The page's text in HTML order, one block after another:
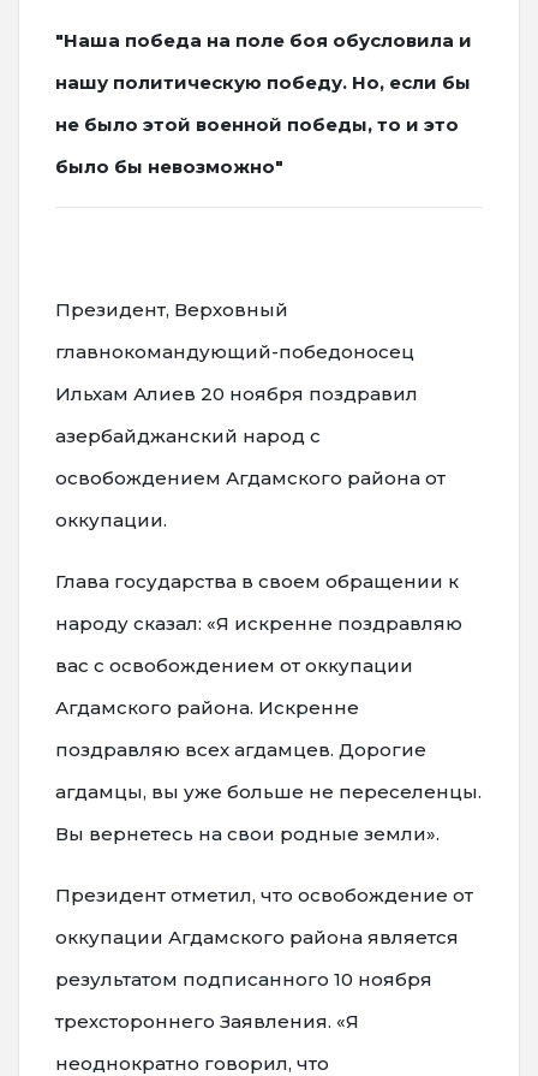
"Наша победа на поле боя обусловила и
нашу политическую победу. Но, если бы
не было этой военной победы, то и это
было бы невозможно"
Президент, Верховный
главнокомандующий-победоносец
Ильхам Алиев 20 ноября поздравил
азербайджанский народ с
освобождением Агдамского района от
оккупации.
Глава государства в своем обращении к
народу сказал: «Я искренне поздравляю
вас с освобождением от оккупации
Агдамского района. Искренне
поздравляю всех агдамцев. Дорогие
агдамцы, вы уже больше не переселенцы.
Вы вернетесь на свои родные земли».
Президент отметил, что освобождение от
оккупации Агдамского района является
результатом подписанного 10 ноября
трехстороннего Заявления. «Я
неоднократно говорил, что